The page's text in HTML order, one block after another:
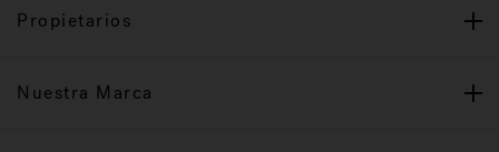
Propietarios
Nuestra Marca